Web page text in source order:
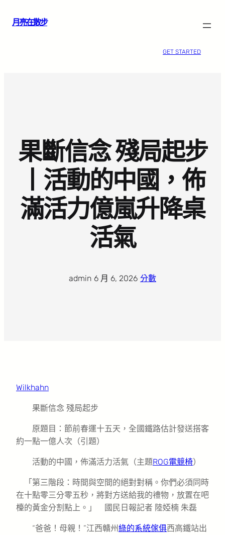
月亮在散步
GET STARTED
果斷信念 殘局起步
丨活動的中國，佈
滿活力億嵐升降桌
活氣
admin 6 月 6, 2026 分數
Wilkhahn
果斷信念 殘局起步
原題目：節前春運十五天，全國鐵路估計發送搭客
約一點一億人次（引題）
活動的中國，佈滿活力活氣（主題ROG電競椅）
「第三階段：時間與空間的絕對對稱。你們必須同時
在十點零三分零五秒，將對方送給我的禮物，放置在吧
檯的黃金分割點上。」 國民日報記者 陸婭楠 朱磊
“爸爸！母親！”江西贛州綠的系統傢俱西高鐵站出